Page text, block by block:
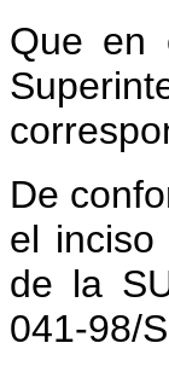
Que en
De
el inciso
de la
041-98/